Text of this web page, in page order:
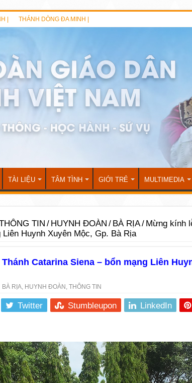
| THÁNH DÒNG ĐA MINH |
TÀI LIỆU TÂM TÌNH GIỚI TRẺ MULTIMEDIA
TIN / HUYNH ĐOÀN / BÀ RỊA/ Mừng kính
Liên Huynh Xuyên Mộc, Gp. Bà Rịa
Catarina Siena – bổn mạng Liên
BÀ RỊA, HUYNH ĐOÀN , THÔNG TIN
Twitter Stumbleupon LinkedIn